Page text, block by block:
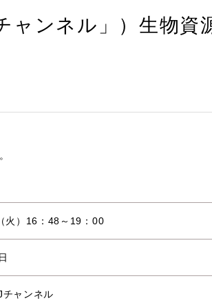
ャンネル」）生物資
火）16：48～19：00
チャンネル